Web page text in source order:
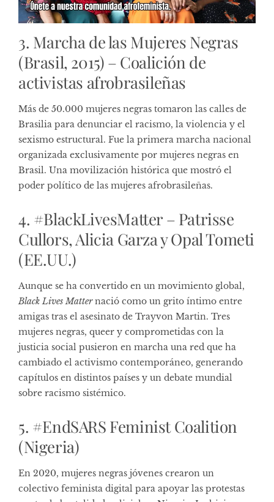
3. Marcha de las Mujeres Negras
(Brasil, 2015) – Coalición de
activistas afrobrasileñas
Más de 50.000 mujeres negras tomaron las calles de
Brasilia para denunciar el racismo, la violencia y el
sexismo estructural. Fue la primera marcha nacional
organizada exclusivamente por mujeres negras en
Brasil. Una movilización histórica que mostró el
poder político de las mujeres afrobrasileñas.
4. #BlackLivesMatter – Patrisse
Cullors, Alicia Garza y Opal Tometi
(EE.UU.)
Aunque se ha convertido en un movimiento global,
Black Lives Matternació como un grito íntimo entre
amigas tras el asesinato de Trayvon Martin. Tres
mujeres negras, queer y comprometidas con la
justicia social pusieron en marcha una red que ha
cambiado el activismo contemporáneo, generando
capítulos en distintos países y un debate mundial
sobre racismo sistémico.
5. #EndSARS Feminist Coalition
(Nigeria)
En 2020, mujeres negras jóvenes crearon un
colectivo feminista digital para apoyar las protestas